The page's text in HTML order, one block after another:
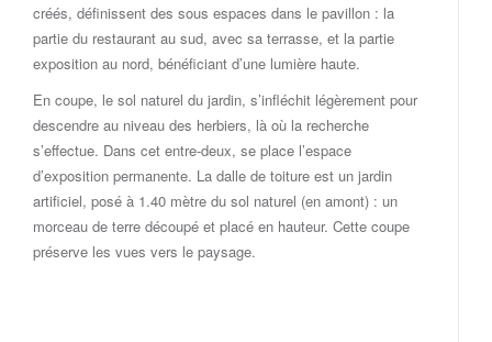
créés, définissent des sous espaces dans le pavillon : la
partie du restaurant au sud, avec sa terrasse, et la partie
exposition au nord, bénéficiant d’une lumière haute.
En coupe, le sol naturel du jardin, s’infléchit légèrement pour
descendre au niveau des herbiers, là où la recherche
s’effectue. Dans cet entre-deux, se place l’espace
d’exposition permanente. La dalle de toiture est un jardin
artificiel, posé à 1.40 mètre du sol naturel (en amont) : un
morceau de terre découpé et placé en hauteur. Cette coupe
préserve les vues vers le paysage.